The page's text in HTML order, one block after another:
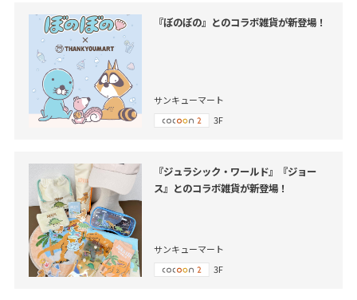
『ぼのぼの』とのコラボ雑貨が新登場！
サンキューマート
3F
『ジュラシック・ワールド』『ジョー
ス』とのコラボ雑貨が新登場！
サンキューマート
3F